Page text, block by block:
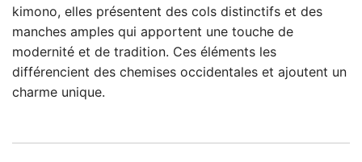
kimono, elles présentent des cols distinctifs et des
manches amples qui apportent une touche de
modernité et de tradition. Ces éléments les
différencient des chemises occidentales et ajoutent un
charme unique.